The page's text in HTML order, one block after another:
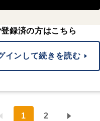
登録済の方はこちら
インして続きを読む
1 2